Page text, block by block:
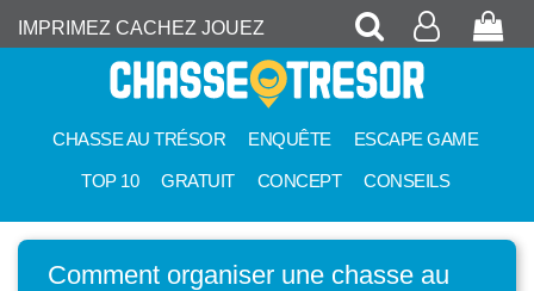
IMPRIMEZ CACHEZ JOUEZ Recherche
Mon
CHASSE AU TRÉSOR ENQUÊTE ESCAPE GAME
TOP 10 GRATUIT CONCEPT CONSEILS
Comment organiser une chasse au